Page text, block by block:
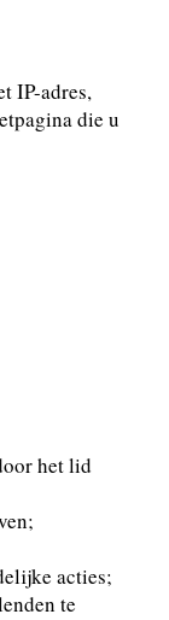
IP-adres,
die u
het lid
acties;
te